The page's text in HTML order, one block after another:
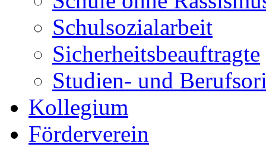
Schulsozialarbeit
Sicherheitsbeauftragte
Studien- und
Kollegium
Förderverein